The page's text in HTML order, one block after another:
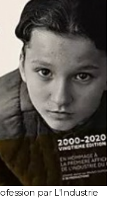
par L'Industrie